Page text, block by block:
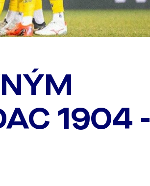
1904 -